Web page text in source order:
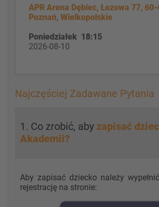
APR Arena Dębiec, Łozowa 77,
Poznań, Wielkopolskie
Poniedziałek 18:15
2026-08-10
Najczęściej Zadawane Pytania
1. Co zrobić, aby zapisać
Akademii?
Aby zapisać dziecko należy
rejestrację na stronie: